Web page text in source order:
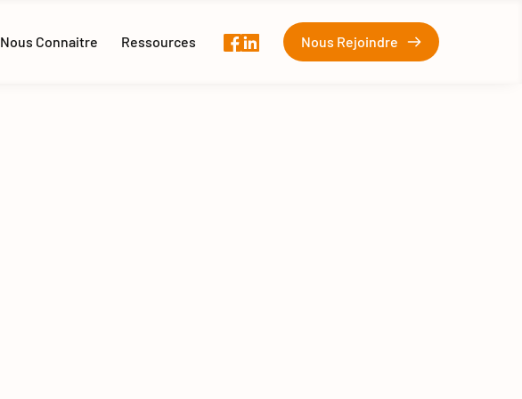
Nous Connaitre Ressources Nous Rejoindre